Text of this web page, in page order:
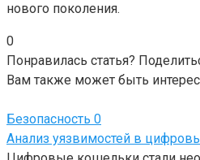
нового поколения.
0
Понравилась статья?
Вам также может быть
Безопасность 0
Анализ уязвимостей в